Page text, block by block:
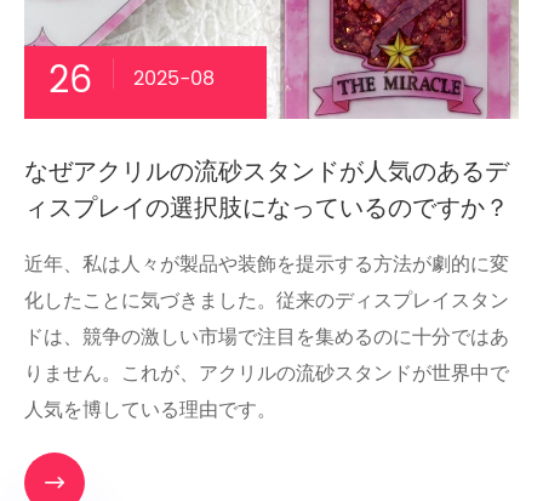
26 2025-08
なぜアクリルの流砂スタンドが人気のあるデ
ィスプレイの選択肢になっているのですか？
近年、私は人々が製品や装飾を提示する方法が劇的に変
化したことに気づきました。従来のディスプレイスタン
ドは、競争の激しい市場で注目を集めるのに十分ではあ
りません。これが、アクリルの流砂スタンドが世界中で
人気を博している理由です。
